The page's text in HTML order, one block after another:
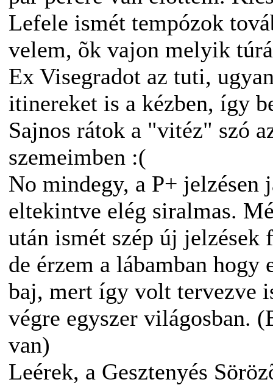
Lefele ismét tempózok
velem, õk vajon melyik
Ex Visegradot az tuti,
itinereket is a kézben, így
Sajnos rátok a "vitéz" szó
szemeimben :(
No mindegy, a P+ jelzésen
eltekintve elég siralmas.
után ismét szép új jelzések
de érzem a lábamban hogy
baj, mert így volt tervezve
végre egyszer világosban.
van)
Leérek, a Gesztenyés